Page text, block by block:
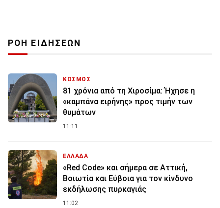
ΡΟΗ ΕΙΔΗΣΕΩΝ
ΚΟΣΜΟΣ
81 χρόνια από τη Χιροσίμα: Ήχησε η
«καμπάνα ειρήνης» προς τιμήν των
θυμάτων
11:11
ΕΛΛΑΔΑ
«Red Code» και σήμερα σε Αττική,
Βοιωτία και Εύβοια για τον κίνδυνο
εκδήλωσης πυρκαγιάς
11:02